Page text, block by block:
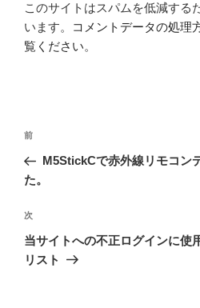
このサイトはスパムを低減する
います。
コメントデータの処理
覧ください。
投
ナ
ゲ
ー
シ
前
の
投
前
M5StickCで赤外線リモコン
た。
次
の
投
次
当サイトへの不正ログインに使
リスト